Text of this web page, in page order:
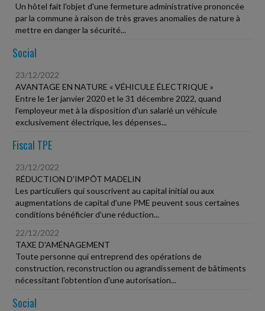
Un hôtel fait l'objet d'une fermeture administrative prononcée
par la commune à raison de très graves anomalies de nature à
mettre en danger la sécurité...
Social
23/12/2022
AVANTAGE EN NATURE « VÉHICULE ÉLECTRIQUE »
Entre le 1er janvier 2020 et le 31 décembre 2022, quand
l'employeur met à la disposition d'un salarié un véhicule
exclusivement électrique, les dépenses...
Fiscal TPE
23/12/2022
RÉDUCTION D'IMPÔT MADELIN
Les particuliers qui souscrivent au capital initial ou aux
augmentations de capital d'une PME peuvent sous certaines
conditions bénéficier d'une réduction...
22/12/2022
TAXE D'AMÉNAGEMENT
Toute personne qui entreprend des opérations de
construction, reconstruction ou agrandissement de bâtiments
nécessitant l'obtention d'une autorisation...
Social